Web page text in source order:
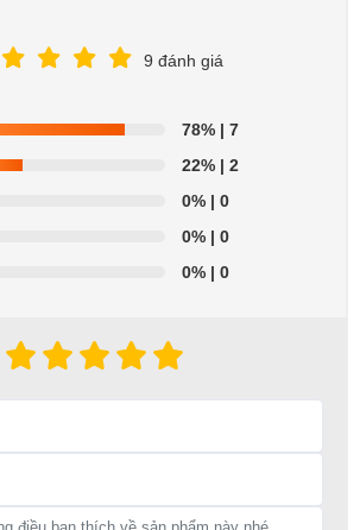
9 đánh giá
78% | 7
22% | 2
0% | 0
0% | 0
0% | 0